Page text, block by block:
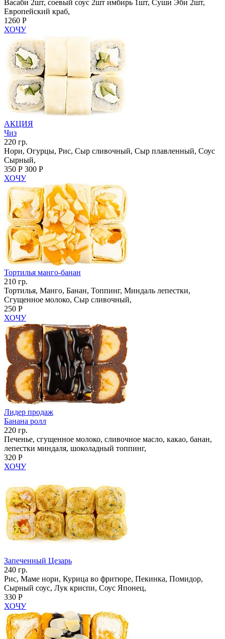
Васаби 2шт, соевый соус 2шт имбирь 1шт, Суши Эби 2шт,
Европейский краб,
1260 Р
ХОЧУ
АКЦИЯ
Чиз
220 гр.
Нори, Огурцы, Рис, Сыр сливочный, Сыр плавленный, Соус
Сырный,
350 Р 300 Р
ХОЧУ
Тортилья манго-банан
210 гр.
Тортилья, Манго, Банан, Топпинг, Миндаль лепестки,
Сгущенное молоко, Сыр сливочный,
250 Р
ХОЧУ
Лидер продаж
Банана ролл
220 гр.
Печенье, сгущенное молоко, сливочное масло, какао, банан,
лепестки миндаля, шоколадный топпинг,
320 Р
ХОЧУ
Запеченный Цезарь
240 гр.
Рис, Маме нори, Курица во фритюре, Пекинка, Помидор,
Сырный соус, Лук криспи, Соус Японец,
330 Р
ХОЧУ